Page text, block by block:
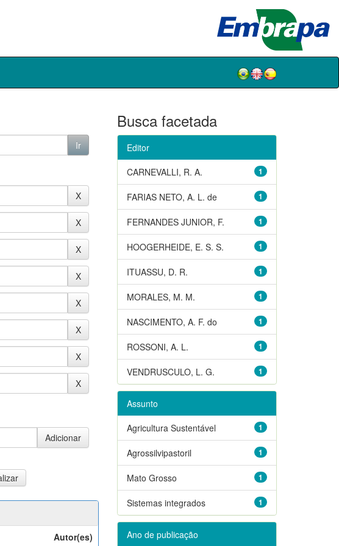
Autor(es)
Busca facetada
Editor
1
CARNEVALLI, R. A.
1
FARIAS NETO, A. L. de
1
FERNANDES JUNIOR, F.
1
HOOGERHEIDE, E. S. S.
1
ITUASSU, D. R.
1
MORALES, M. M.
1
NASCIMENTO, A. F. do
1
ROSSONI, A. L.
1
VENDRUSCULO, L. G.
Assunto
1
Agricultura Sustentável
1
Agrossilvipastoril
1
Mato Grosso
1
Sistemas integrados
Ano de publicação